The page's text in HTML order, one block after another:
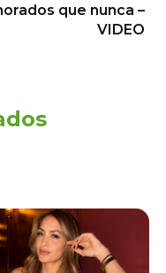
que nunca –
VIDEO